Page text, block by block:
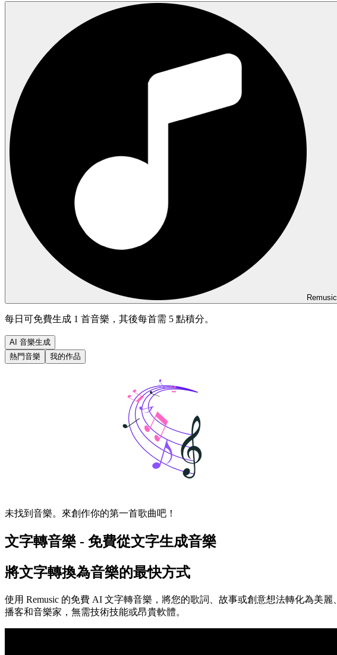
每日可免費生成 1 首音樂，其後每首需 5 點積分。
AI 音樂生成
熱門音樂
我的作品
未找到音樂。來創作你的第一首歌曲吧！
文字轉音樂 - 免費從文字生成音樂
將文字轉換為音樂的最快方式
使用 Remusic 的免費 AI 文字轉音樂，將您的歌詞、故事或創意想法轉化為美
播客和音樂家，無需技術技能或昂貴軟體。